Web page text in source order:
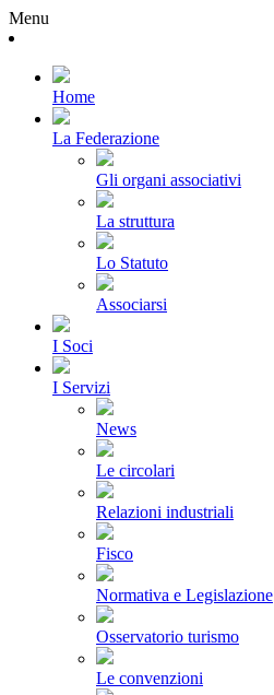
Menu
Home
La Federazione
Gli organi associativi
La struttura
Lo Statuto
Associarsi
I Soci
I Servizi
News
Le circolari
Relazioni industriali
Fisco
Normativa e Legislazione
Osservatorio turismo
Le convenzioni